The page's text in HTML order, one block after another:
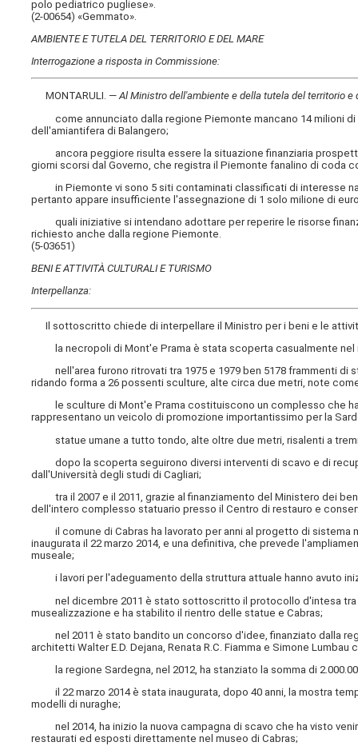
polo pediatrico pugliese».
(2-00654) «Gemmato».
AMBIENTE E TUTELA DEL TERRITORIO E DEL MARE
Interrogazione a risposta in Commissione:
MONTARULI. —Al Ministro dell'ambiente e della tutela del territorio e
come annunciato dalla regione Piemonte mancano 14 milioni di
dell'amiantifera di Balangero;
ancora peggiore risulta essere la situazione finanziaria
giorni scorsi dal Governo, che registra il Piemonte fanalino di coda
in Piemonte vi sono 5 siti contaminati classificati di interesse
pertanto appare insufficiente l'assegnazione di 1 solo milione di
quali iniziative si intendano adottare per reperire le risorse
richiesto anche dalla regione Piemonte.
(5-03651)
BENI E ATTIVITÀ CULTURALI E TURISMO
Interpellanza:
Il sottoscritto chiede di interpellareil Ministro per i beni e le
la necropoli di Mont'e Prama è stata scoperta casualmente nel
nell'area furono ritrovati tra 1975 e 1979 ben 5178 frammenti di
ridando forma a 26 possenti sculture, alte circa due metri, note
le sculture di Mont'e Prama costituiscono un complesso che
rappresentano un veicolo di promozione importantissimo per la
statue umane a tutto tondo, alte oltre due metri, risalenti a
dopo la scoperta seguirono diversi interventi di scavo e di
dall'Università degli studi di Cagliari;
tra il 2007 e il 2011, grazie al finanziamento del Ministero dei
dell'intero complesso statuario presso il Centro di restauro e
il comune di Cabras ha lavorato per anni al progetto di sistema
inaugurata il 22 marzo 2014, e una definitiva, che prevede
museale;
i lavori per l'adeguamento della struttura attuale hanno avuto
nel dicembre 2011 è stato sottoscritto il protocollo d'intesa tra
musealizzazione e ha stabilito il rientro delle statue e Cabras;
nel 2011 è stato bandito un concorso d'idee, finanziato dalla
architetti Walter E.D. Dejana, Renata R.C. Fiamma e Simone
la regione Sardegna, nel 2012, ha stanziato la somma di
il 22 marzo 2014 è stata inaugurata, dopo 40 anni, la mostra
modelli di nuraghe;
nel 2014, ha inizio la nuova campagna di scavo che ha visto
restaurati ed esposti direttamente nel museo di Cabras;